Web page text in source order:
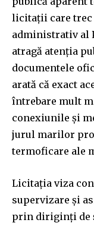
licitații care
administrativ al
atragă atenția
documentele
arată că exact
întrebare mult
conexiunile și
jurul marilor
termoficare ale
Licitația viza
supervizare și
prin diriginți de